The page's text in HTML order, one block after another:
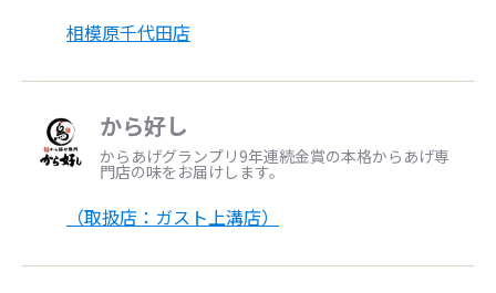
相模原千代田店
から好し
からあげグランプリ9年連続金賞の本格からあげ専
門店の味をお届けします。
（取扱店：ガスト上溝店）